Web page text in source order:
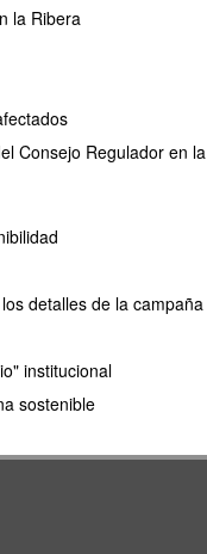
la Ribera
Consejo Regulador en la
detalles de la campaña
institucional
sostenible